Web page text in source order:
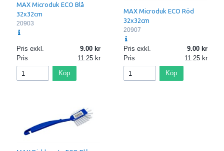
MAX Microduk ECO Blå
32x32cm
20903
Pris exkl.
9.00
Pris
11.25
Köp
MAX Microduk ECO Röd
32x32cm
20907
Pris exkl.
9.00
Pris
11.25
Köp